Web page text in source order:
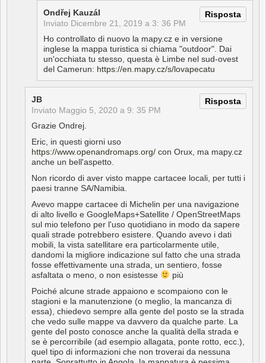
Risposta
Ondřej Kauzál
Inviato Dicembre 21, 2019 a 3: 36 PM
Ho controllato di nuovo la mapy.cz e in versione
inglese la mappa turistica si chiama "outdoor". Dai
un'occhiata tu stesso, questa è Limbe nel sud-ovest
del Camerun: https://en.mapy.cz/s/lovapecatu
Risposta
JB
Inviato Maggio 5, 2020 a 9: 35 PM
Grazie Ondrej.
Eric, in questi giorni uso
https://www.openandromaps.org/ con Orux, ma mapy.cz
anche un bell'aspetto.
Non ricordo di aver visto mappe cartacee locali, per tutti i
paesi tranne SA/Namibia.
Avevo mappe cartacee di Michelin per una navigazione
di alto livello e GoogleMaps+Satellite / OpenStreetMaps
sul mio telefono per l'uso quotidiano in modo da sapere
quali strade potrebbero esistere. Quando avevo i dati
mobili, la vista satellitare era particolarmente utile,
dandomi la migliore indicazione sul fatto che una strada
fosse effettivamente una strada, un sentiero, fosse
asfaltata o meno, o non esistesse
più
Poiché alcune strade appaiono e scompaiono con le
stagioni e la manutenzione (o meglio, la mancanza di
essa), chiedevo sempre alla gente del posto se la strada
che vedo sulle mappe va davvero da qualche parte. La
gente del posto conosce anche la qualità della strada e
se è percorribile (ad esempio allagata, ponte rotto, ecc.),
quel tipo di informazioni che non troverai da nessuna